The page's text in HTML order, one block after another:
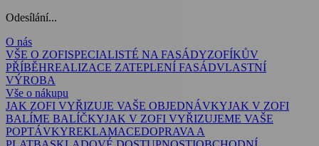
Odesílání...
O nás
VŠE O ZOFISPECIALISTÉ NA FASÁDYZOFÍKŮV
PŘÍBĚHREALIZACE ZATEPLENÍ FASÁDVLASTNÍ
VÝROBA
Vše o nákupu
JAK ZOFI VYŘIZUJE VAŠE OBJEDNÁVKYJAK V ZOFI
BALÍME BALÍČKYJAK V ZOFI VYŘIZUJEME VAŠE
POPTÁVKYREKLAMACEDOPRAVA A